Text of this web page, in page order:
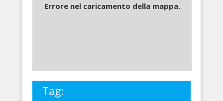
Errore nel caricamento della mappa.
Tag: